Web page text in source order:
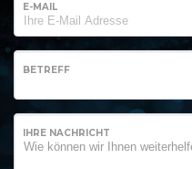
E-MAIL
BETREFF
IHRE NACHRICHT